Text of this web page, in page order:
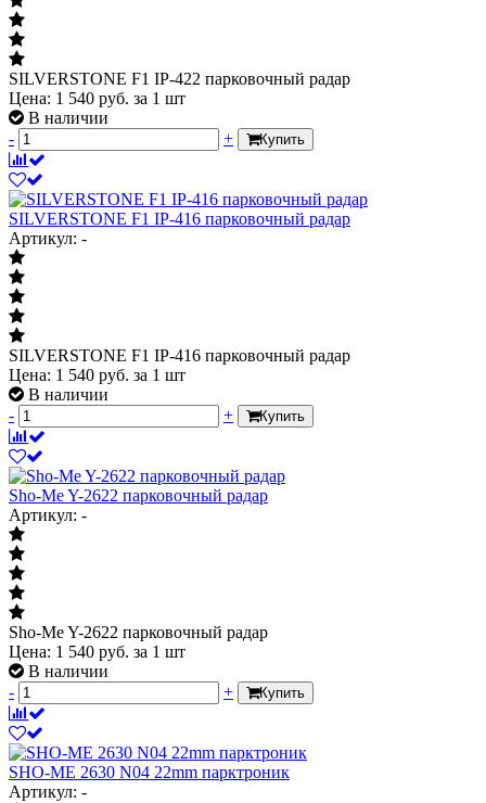
SILVERSTONE F1 IP-422 парковочный радар
Цена: 1 540 руб. за 1 шт
В наличии
-
+ Купить
SILVERSTONE F1 IP-416 парковочный радар
Артикул: -
SILVERSTONE F1 IP-416 парковочный радар
Цена: 1 540 руб. за 1 шт
В наличии
-
+ Купить
Sho-Me Y-2622 парковочный радар
Артикул: -
Sho-Me Y-2622 парковочный радар
Цена: 1 540 руб. за 1 шт
В наличии
-
+ Купить
SHO-ME 2630 N04 22mm парктроник
Артикул: -